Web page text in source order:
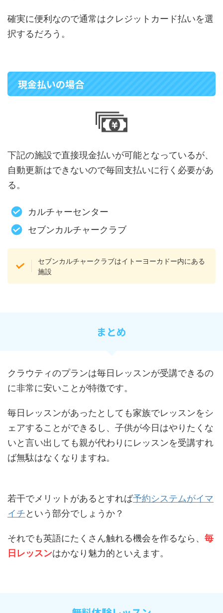
確実に便利なので通常はクレジットカード払いを選
択するだろう。
現金払いの場合
下記の施設で直接現金払いが可能となっているが、
自動更新はできないので毎回支払いに行く必要があ
る。
カルチャーセンター
セブンカルチャークラブ
セブンカルチャークラブはイトーヨーカドー内にある
施設
まとめ
クラウティのプランは毎日レッスンが受講できるの
に非常に安いことが特徴です。
毎日レッスンがあったとしても家族でレッスンをシ
ェアすることができるし、子供が今日はやりたくな
いと言い出しても親が代わりにレッスンを受講すれ
ば無駄はなくなりますね。
若干でメリットがあるとすれば予約システムがイマ
イチという部分でしょうか？
それでも英語にたくさん触れる機会を作るなら、 毎
日レッスンはかなり魅力的といえます。